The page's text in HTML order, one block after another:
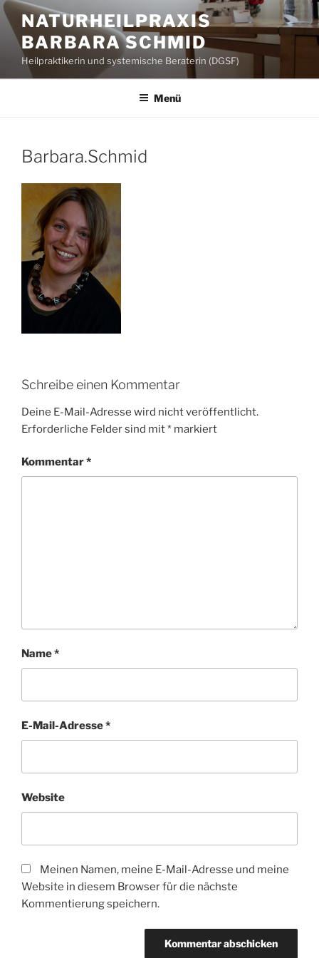
Zum
Inhalt
springen
NATURHEILPRAXIS
BARBARA SCHMID
Heilpraktikerin und systemische Beraterin (DGSF)
Menü
Barbara.Schmid
Schreibe einen Kommentar
Deine E-Mail-Adresse wird nicht veröffentlicht.
Erforderliche Felder sind mit* markiert
Kommentar*
Name*
E-Mail-Adresse*
Website
Meinen Namen, meine E-Mail-Adresse und meine
Website in diesem Browser für die nächste
Kommentierung speichern.